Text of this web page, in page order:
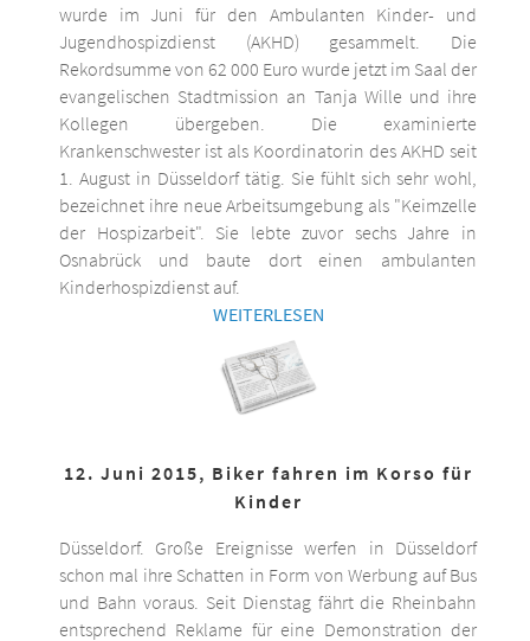
wurde im Juni für den Ambulanten Kinder- und
Jugendhospizdienst (AKHD) gesammelt. Die
Rekordsumme von 62 000 Euro wurde jetzt im Saal der
evangelischen Stadtmission an Tanja Wille und ihre
Kollegen übergeben. Die examinierte
Krankenschwester ist als Koordinatorin des AKHD seit
1. August in Düsseldorf tätig. Sie fühlt sich sehr wohl,
bezeichnet ihre neue Arbeitsumgebung als "Keimzelle
der Hospizarbeit". Sie lebte zuvor sechs Jahre in
Osnabrück und baute dort einen ambulanten
Kinderhospizdienst auf.
WEITERLESEN
12. Juni 2015, Biker fahren im Korso für
Kinder
Düsseldorf. Große Ereignisse werfen in Düsseldorf
schon mal ihre Schatten in Form von Werbung auf Bus
und Bahn voraus. Seit Dienstag fährt die Rheinbahn
entsprechend Reklame für eine Demonstration der